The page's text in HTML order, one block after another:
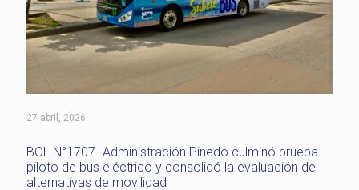
27 abril, 2026
BOL.N°1707- Administración Pinedo culminó prueba
piloto de bus eléctrico y consolidó la evaluación de
alternativas de movilidad